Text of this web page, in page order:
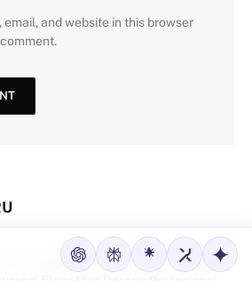
email, and website in this browser
Bersama Sinar Mas Land dan